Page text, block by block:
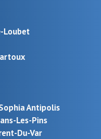
Loubet
Antipolis
Les-Pins
Du-Var